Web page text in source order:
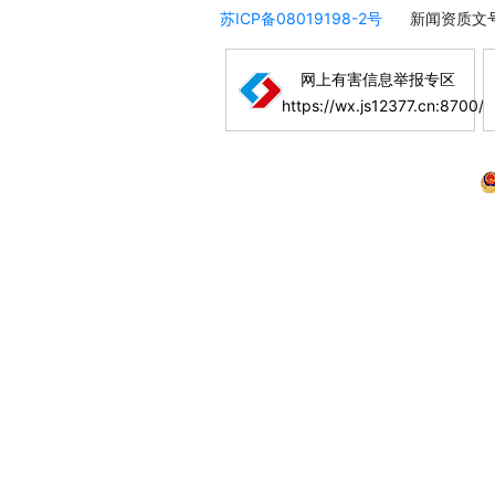
苏ICP备08019198-2号
新闻资质
网上有害信息举报专区
https://wx.js12377.cn:8700/